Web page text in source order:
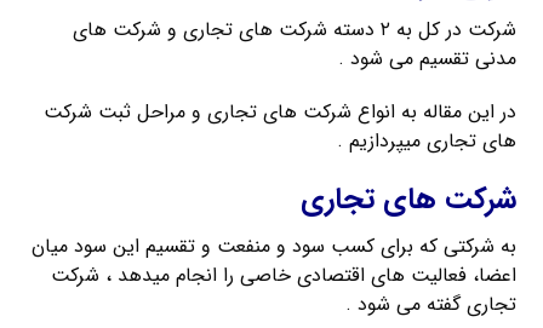
شرکت در کل به ۲ دسته شرکت های تجاری و شرکت های
مدنی تقسیم می شود .
در این مقاله به انواع شرکت های تجاری و مراحل ثبت شرکت
های تجاری میپردازیم .
شرکت های تجاری
به شرکتی که برای کسب سود و منفعت و تقسیم این سود میان
اعضا، فعالیت های اقتصادی خاصی را انجام میدهد ، شرکت
تجاری گفته می شود .